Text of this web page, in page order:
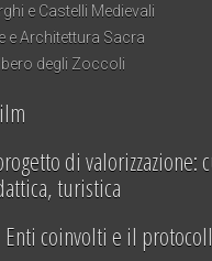
e Castelli Medievali
e Architettura Sacra
degli Zoccoli
di valorizzazione:
turistica
coinvolti e il